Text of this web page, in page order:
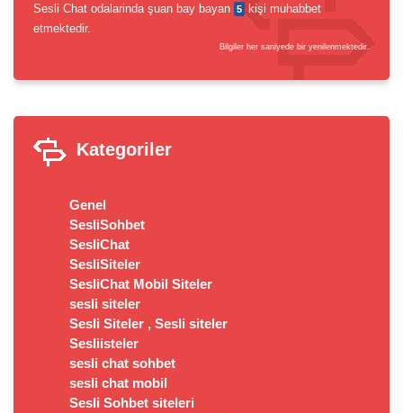
Sesli Chat odalarinda şuan bay bayan 5
kişi muhabbet
etmektedir.
Bilgiler her saniyede bir yenilenmektedir.
Kategoriler
Genel
SesliSohbet
SesliChat
SesliSiteler
SesliChat Mobil Siteler
sesli siteler
Sesli Siteler , Sesli siteler
Sesliisteler
sesli chat sohbet
sesli chat mobil
Sesli Sohbet siteleri